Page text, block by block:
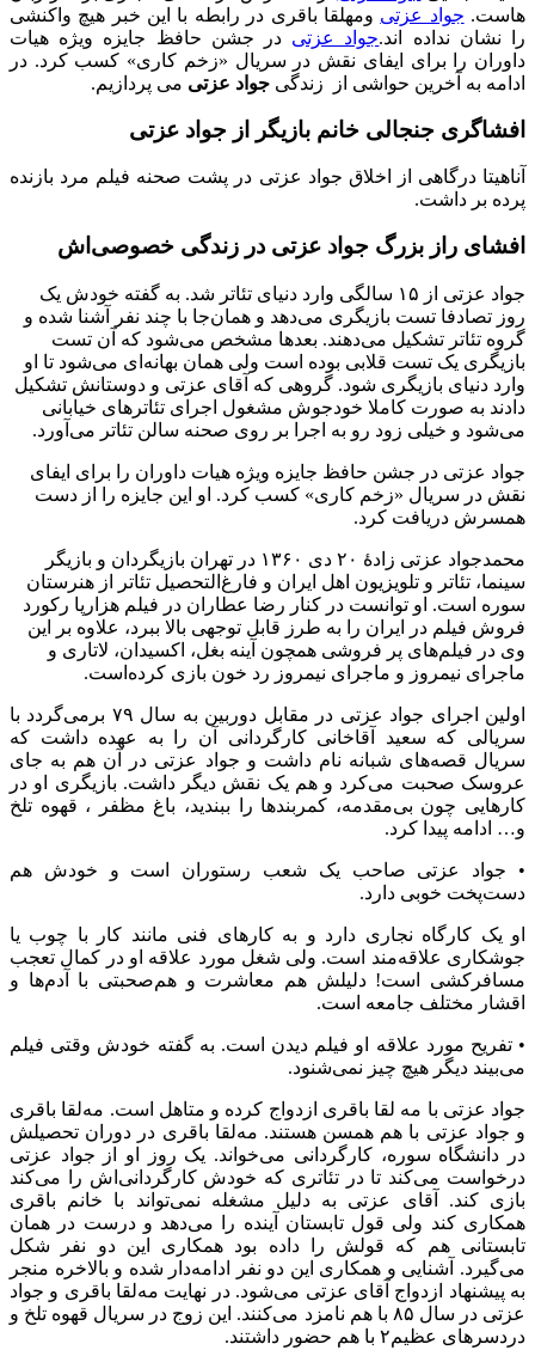
هاست. جواد عزتی ومهلقا باقری در رابطه با این خبر هیچ واکنشی
را نشان نداده اند.جواد عزتی در جشن حافظ جایزه ویژه هیات
داوران را برای ایفای نقش در سریال «زخم کاری» کسب کرد. در
ادامه به آخرین حواشی از زندگی جواد عزتی می پردازیم.
افشاگری جنجالی خانم بازیگر از جواد عزتی
آناهیتا درگاهی از اخلاق جواد عزتی در پشت صحنه فیلم مرد بازنده
پرده بر داشت.
افشای راز بزرگ جواد عزتی در زندگی خصوصی‌اش
جواد عزتی از ۱۵ سالگی وارد دنیای تئاتر شد. به گفته خودش یک
روز تصادفا تست بازیگری می‌دهد و همان‌جا با چند نفر آشنا شده و
گروه تئاتر تشکیل می‌دهند. بعدها مشخص می‌شود که آن تست
بازیگری یک تست قلابی بوده است ولی همان بهانه‌ای می‌شود تا او
وارد دنیای بازیگری شود. گروهی که آقای عزتی و دوستانش تشکیل
دادند به صورت کاملا خودجوش مشغول اجرای تئاترهای خیابانی
می‌شود و خیلی زود رو به اجرا بر روی صحنه سالن تئاتر می‌آورد.
جواد عزتی در جشن حافظ جایزه ویژه هیات داوران را برای ایفای
نقش در سریال «زخم کاری» کسب کرد. او این جایزه را از دست
همسرش دریافت کرد.
محمدجواد عزتی زادهٔ ۲۰ دی ۱۳۶۰ در تهران بازیگردان و بازیگر
سینما، تئاتر و تلویزیون اهل ایران و فارغ‌التحصیل تئاتر از هنرستان
سوره است. او توانست در کنار رضا عطاران در فیلم هزارپا رکورد
فروش فیلم در ایران را به طرز قابل توجهی بالا ببرد، علاوه بر این
وی در فیلم‌های پر فروشی همچون آینه بغل، اکسیدان، لاتاری و
ماجرای نیمروز و ماجرای نیمروز رد خون بازی کرده‌است.
اولین اجرای جواد عزتی در مقابل دوربین به سال ۷۹ برمی‌گردد با
سریالی که سعید آقاخانی کارگردانی آن را به عهده داشت که
سریال قصه‌های شبانه نام داشت و جواد عزتی در آن هم به جای
عروسک صحبت می‌کرد و هم یک نقش دیگر داشت. بازیگری او در
کارهایی چون بی‌مقدمه، کمربندها را ببندید، باغ مظفر ، قهوه تلخ
و… ادامه پیدا کرد.
• جواد عزتی صاحب یک شعب رستوران‌ است و خودش هم
دست‌پخت خوبی دارد.
او یک کارگاه نجاری دارد و به کارهای فنی مانند کار با چوب یا
جوشکاری علاقه‌مند است. ولی شغل مورد علاقه او در کمال تعجب
مسافرکشی است! دلیلش هم معاشرت و هم‌صحبتی با آدم‌ها و
اقشار مختلف جامعه است.
• تفریح مورد علاقه او فیلم دیدن است. به گفته خودش وقتی فیلم
‌می‌بیند دیگر هیچ چیز نمی‌شنود.
جواد عزتی با مه لقا باقری ازدواج کرده و متاهل است. مه‌لقا باقری
و جواد عزتی با هم همسن هستند. مه‌لقا باقری در دوران تحصیلش
در دانشگاه سوره، کارگردانی می‌خواند. یک روز او از جواد عزتی
درخواست می‌کند تا در تئاتری که خودش کارگردانی‌اش را می‌کند
بازی کند. آقای عزتی به دلیل مشغله نمی‌تواند با خانم باقری
همکاری کند ولی قول تابستان آینده را می‌دهد و درست در همان
تابستانی هم که قولش را داده بود همکاری این دو نفر شکل
می‌گیرد. آشنایی‌ و همکاری این دو نفر ادامه‌دار شده و بالاخره منجر
به پیشنهاد ازدواج آقای عزتی می‌شود. در نهایت مه‌لقا باقری و جواد
عزتی در سال ۸۵ با هم نامزد می‌کنند. این زوج در سریال قهوه تلخ و
دردسرهای عظیم۲ با هم حضور داشتند.